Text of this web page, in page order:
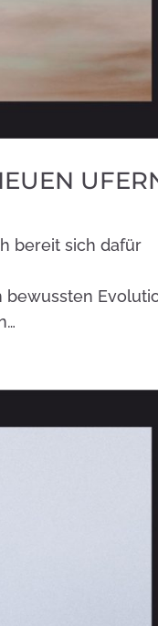
bereit sich dafür
bewussten